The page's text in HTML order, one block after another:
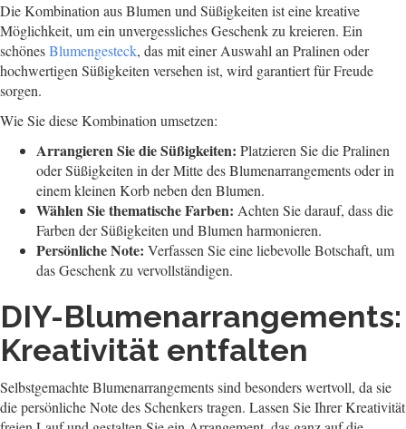
Die Kombination aus Blumen und Süßigkeiten ist eine kreative
Möglichkeit, um ein unvergessliches Geschenk zu kreieren. Ein
schönesBlumengesteck, das mit einer Auswahl an Pralinen oder
hochwertigen Süßigkeiten versehen ist, wird garantiert für Freude
sorgen.
Wie Sie diese Kombination umsetzen:
Arrangieren Sie die Süßigkeiten: Platzieren Sie die Pralinen
oder Süßigkeiten in der Mitte des Blumenarrangements oder in
einem kleinen Korb neben den Blumen.
Wählen Sie thematische Farben: Achten Sie darauf, dass die
Farben der Süßigkeiten und Blumen harmonieren.
Persönliche Note: Verfassen Sie eine liebevolle Botschaft, um
das Geschenk zu vervollständigen.
DIY-Blumenarrangements:
Kreativität entfalten
Selbstgemachte Blumenarrangements sind besonders wertvoll, da sie
die persönliche Note des Schenkers tragen. Lassen Sie Ihrer Kreativität